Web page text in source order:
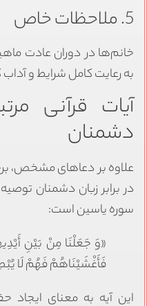
5. ملاحظات خاص
خانم‌ها در دوران عادت
به رعایت کامل شرایط و
آیات قرآنی
دشمنان
علاوه بر دعاهای مشخص،
سوره یاسین است:
«وَ جَعَلْنَا مِنْ بَيْنِ
فَأَغْشَيْنَاهُمْ فَهُمْ لَا
این آیه به معنای ایجاد